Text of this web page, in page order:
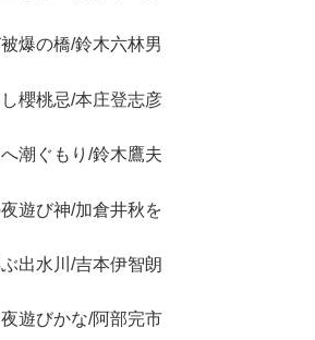
爆の橋/鈴木六林男
櫻桃忌/本庄登志彦
潮ぐもり/鈴木鷹夫
遊び神/加倉井秋を
出水川/吉本伊智朗
遊びかな/阿部完市